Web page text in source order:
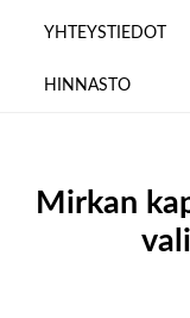
YHTEYSTIEDOT
HINNASTO
Mirkan